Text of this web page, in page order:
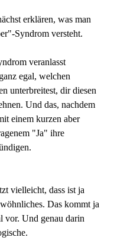
erklären, was man
Syndrom versteht.
veranlasst
egal, welchen
unterbreitest, dir diesen
Und das, nachdem
einem kurzen aber
"Ja" ihre
vielleicht, dass ist ja
Das kommt ja
vor. Und genau darin